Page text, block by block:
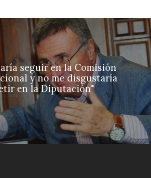
seguir en la Comisión
y no me disgustaría
en la Diputación"